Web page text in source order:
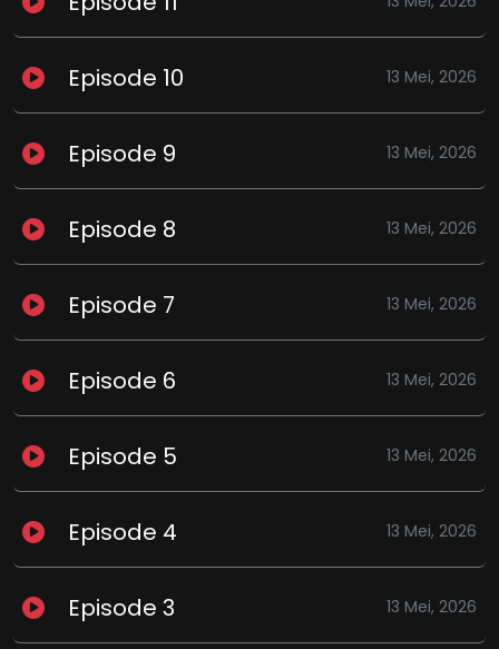
Episode 10 13 Mei, 2026
Episode 9 13 Mei, 2026
Episode 8 13 Mei, 2026
Episode 7 13 Mei, 2026
Episode 6 13 Mei, 2026
Episode 5 13 Mei, 2026
Episode 4 13 Mei, 2026
Episode 3 13 Mei, 2026